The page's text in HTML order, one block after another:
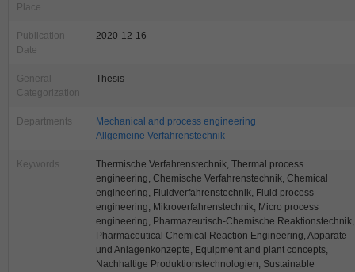
Place
Publication
Date
2020-12-16
General
Categorization
Thesis
Departments
Mechanical and process engineering
Allgemeine Verfahrenstechnik
Keywords
Thermische Verfahrenstechnik, Thermal process
engineering, Chemische Verfahrenstechnik, Chemical
engineering, Fluidverfahrenstechnik, Fluid process
engineering, Mikroverfahrenstechnik, Micro process
engineering, Pharmazeutisch-Chemische Reaktionstechnik,
Pharmaceutical Chemical Reaction Engineering, Apparate
und Anlagenkonzepte, Equipment and plant concepts,
Nachhaltige Produktionstechnologien, Sustainable